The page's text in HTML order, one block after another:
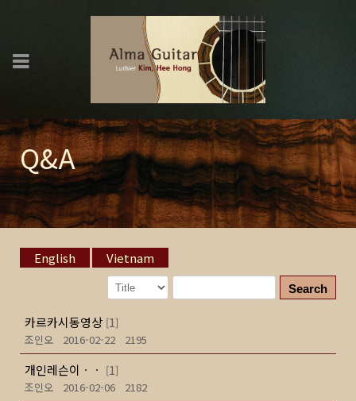
Q&A
English Vietnam
Search
카르카시동영상 [1]
조인오
2016-02-22 2195
개인레슨이ㆍㆍ [1]
조인오
2016-02-06 2182